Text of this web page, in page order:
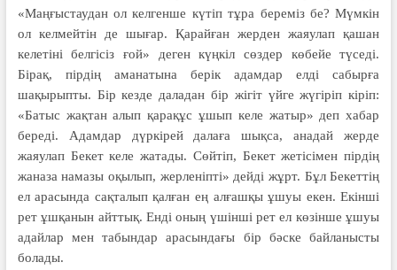
«Маңғыстаудан ол келгенше күтіп тұра береміз бе? Мүмкін
ол келмейтін де шығар. Қарайған жерден жаяулап қашан
келетіні белгісіз ғой» деген күңкіл сөздер көбейе түседі.
Бірақ, пірдің аманатына берік адамдар елді сабырға
шақырыпты. Бір кезде даладан бір жігіт үйге жүгіріп кіріп:
«Батыс жақтан алып қарақұс ұшып келе жатыр» деп хабар
береді. Адамдар дүркірей далаға шықса, анадай жерде
жаяулап Бекет келе жатады. Сөйтіп, Бекет жетісімен пірдің
жаназа намазы оқылып, жерленіпті» дейді жұрт. Бұл Бекеттің
ел арасында сақталып қалған ең алғашқы ұшуы екен. Екінші
рет ұшқанын айттық. Енді оның үшінші рет ел көзінше ұшуы
адайлар мен табындар арасындағы бір бәске байланысты
болады.